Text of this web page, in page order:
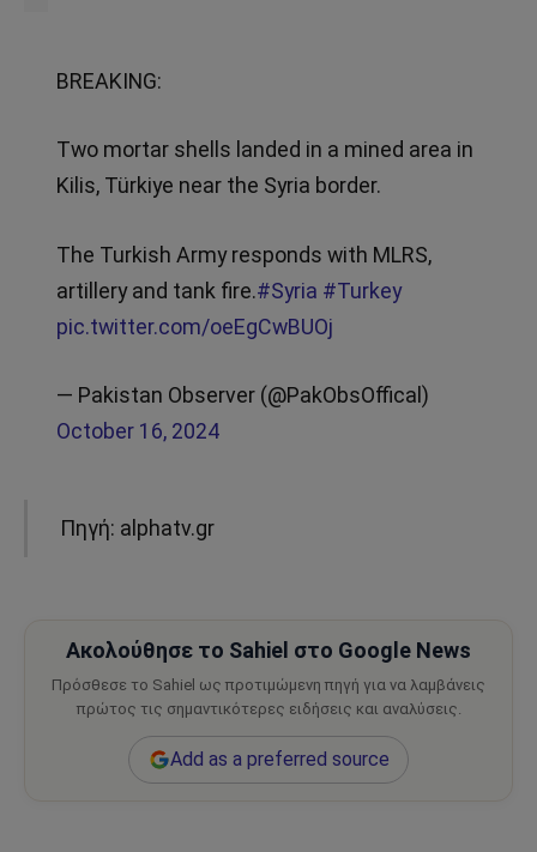
BREAKING:
Two mortar shells landed in a mined area in
Kilis, Türkiye near the Syria border.
The Turkish Army responds with MLRS,
artillery and tank fire.#Syria #Turkey
pic.twitter.com/oeEgCwBUOj
— Pakistan Observer (@PakObsOffical)
October 16, 2024
Πηγή: alphatv.gr
Ακολούθησε το Sahiel στο Google News
Πρόσθεσε το Sahiel ως προτιμώμενη πηγή για να λαμβάνεις
πρώτος τις σημαντικότερες ειδήσεις και αναλύσεις.
Add as a preferred source